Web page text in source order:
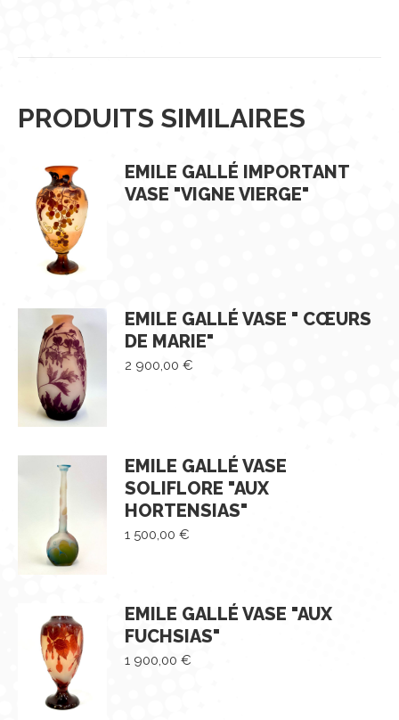
PRODUITS SIMILAIRES
EMILE GALLÉ IMPORTANT
VASE "VIGNE VIERGE"
EMILE GALLÉ VASE " CŒURS
DE MARIE"
2 900,00 €
EMILE GALLÉ VASE
SOLIFLORE "AUX
HORTENSIAS"
1 500,00 €
EMILE GALLÉ VASE "AUX
FUCHSIAS"
1 900,00 €